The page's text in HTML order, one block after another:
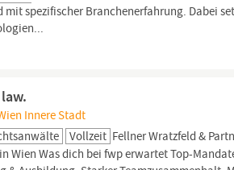
mit spezifischer Branchenerfahrung. Dabei
Innere Stadt
Vollzeit Fellner Wratzfeld &
in Wien Was dich bei fwp erwartet Top-